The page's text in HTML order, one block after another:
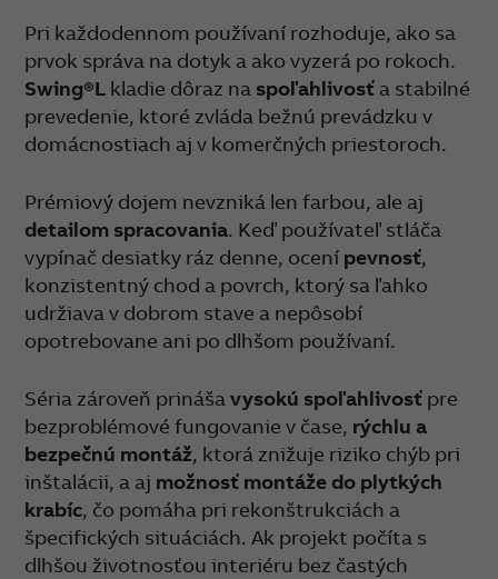
Pri každodennom používaní rozhoduje, ako sa
prvok správa na dotyk a ako vyzerá po rokoch.
Swing®L kladie dôraz na spoľahlivosť a stabilné
prevedenie, ktoré zvláda bežnú prevádzku v
domácnostiach aj v komerčných priestoroch.
Prémiový dojem nevzniká len farbou, ale aj
detailom spracovania. Keď používateľ stláča
vypínač desiatky ráz denne, ocení pevnosť,
konzistentný chod a povrch, ktorý sa ľahko
udržiava v dobrom stave a nepôsobí
opotrebovane ani po dlhšom používaní.
Séria zároveň prinášavysokú spoľahlivosť pre
bezproblémové fungovanie v čase, rýchlu a
bezpečnú montáž, ktorá znižuje riziko chýb pri
inštalácii, a aj možnosť montáže do plytkých
krabíc, čo pomáha pri rekonštrukciách a
špecifických situáciách. Ak projekt počíta s
dlhšou životnosťou interiéru bez častých